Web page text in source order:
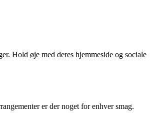
Hold øje med deres hjemmeside og sociale
er der noget for enhver smag.